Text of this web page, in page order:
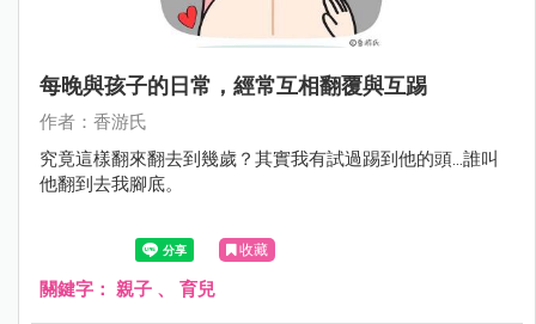
每晚與孩子的日常，經常互相翻覆與互踢
作者：香游氏
究竟這樣翻來翻去到幾歲？其實我有試過踢到他的頭...誰叫
他翻到去我腳底。
收藏
關鍵字： 親子 、 育兒